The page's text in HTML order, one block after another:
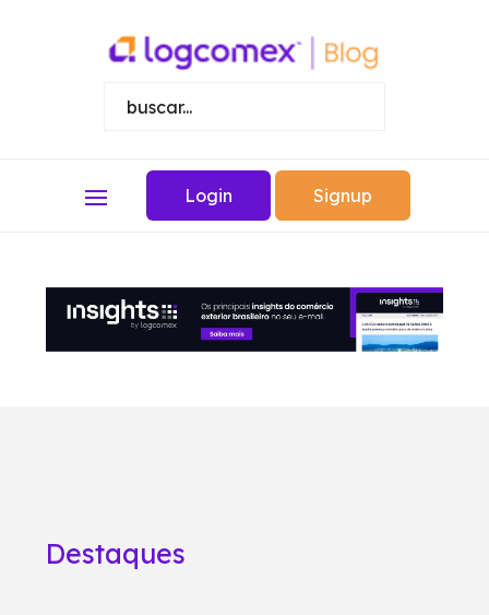
Login Signup
Destaques